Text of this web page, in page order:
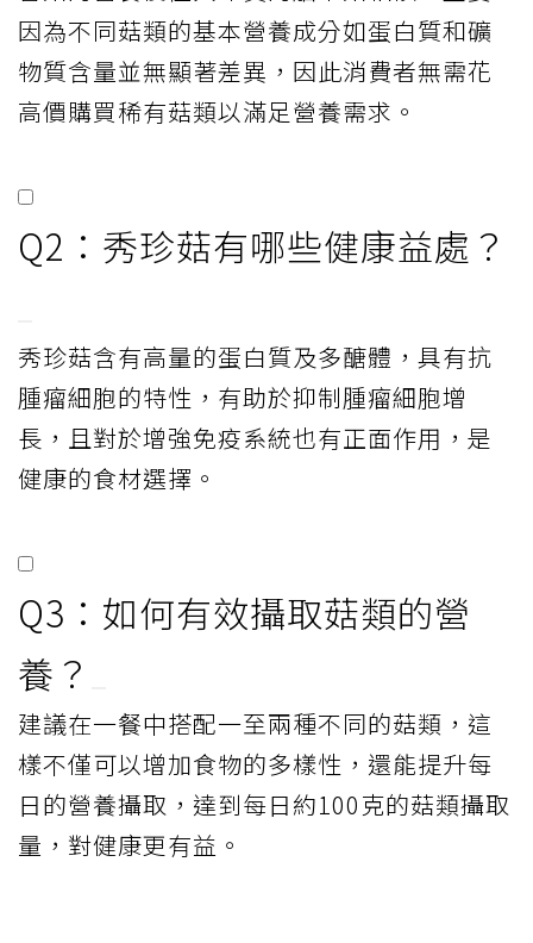
因為不同菇類的基本營養成分如蛋白質和礦
物質含量並無顯著差異，因此消費者無需花
高價購買稀有菇類以滿足營養需求。
Q2：秀珍菇有哪些健康益處？
秀珍菇含有高量的蛋白質及多醣體，具有抗
腫瘤細胞的特性，有助於抑制腫瘤細胞增
長，且對於增強免疫系統也有正面作用，是
健康的食材選擇。
Q3：如何有效攝取菇類的營
養？
建議在一餐中搭配一至兩種不同的菇類，這
樣不僅可以增加食物的多樣性，還能提升每
日的營養攝取，達到每日約100克的菇類攝取
量，對健康更有益。